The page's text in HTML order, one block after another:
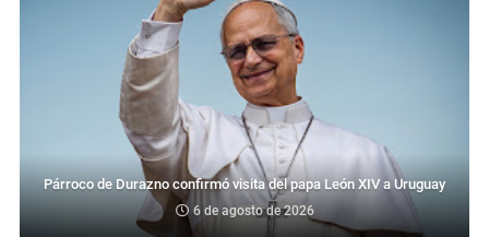
Párroco de Durazno confirmó visita del papa León XIV a Uruguay
6 de agosto de 2026